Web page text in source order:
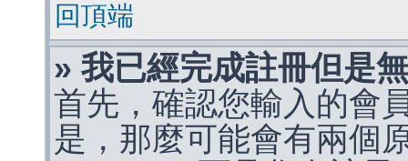
回頂端
» 我已經完成註冊但是
首先，確認您輸入的會
是，那麼可能會有兩個